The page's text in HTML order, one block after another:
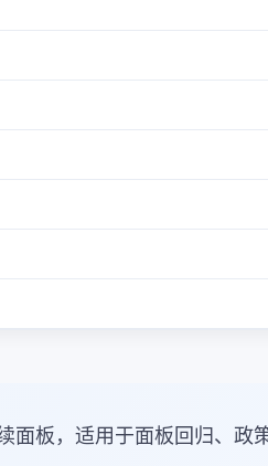
面板，适用于面板回归、政